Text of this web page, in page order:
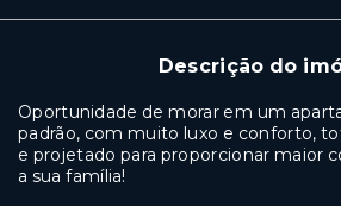
Descrição do
Oportunidade de morar em um
padrão, com muito luxo e conforto,
e projetado para proporcionar maior
a sua família!